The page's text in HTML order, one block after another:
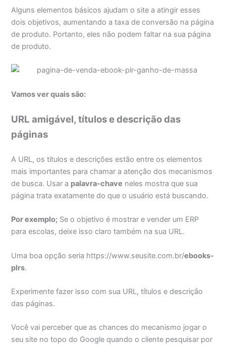
Alguns elementos básicos ajudam o site a atingir esses
dois objetivos, aumentando a taxa de conversão na página
de produto. Portanto, eles não podem faltar na sua página
de produto.
Vamos ver quais são:
URL amigável, títulos e descrição das
páginas
A URL, os títulos e descrições estão entre os elementos
mais importantes para chamar a atenção dos mecanismos
de busca. Usar a palavra-chave neles mostra que sua
página trata exatamente do que o usuário está buscando.
Por exemplo; Se o objetivo é mostrar e vender um ERP
para escolas, deixe isso claro também na sua URL.
Uma boa opção seria https://www.seusite.com.br/ebooks-
plrs.
Experimente fazer isso com sua URL, títulos e descrição
das páginas.
Você vai perceber que as chances do mecanismo jogar o
seu site no topo do Google quando o cliente pesquisar por